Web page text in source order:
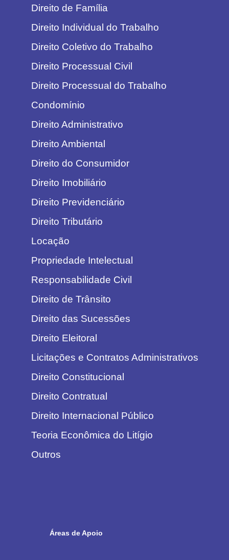
Direito de Família
Direito Individual do Trabalho
Direito Coletivo do Trabalho
Direito Processual Civil
Direito Processual do Trabalho
Condomínio
Direito Administrativo
Direito Ambiental
Direito do Consumidor
Direito Imobiliário
Direito Previdenciário
Direito Tributário
Locação
Propriedade Intelectual
Responsabilidade Civil
Direito de Trânsito
Direito das Sucessões
Direito Eleitoral
Licitações e Contratos Administrativos
Direito Constitucional
Direito Contratual
Direito Internacional Público
Teoria Econômica do Litígio
Outros
Áreas de Apoio